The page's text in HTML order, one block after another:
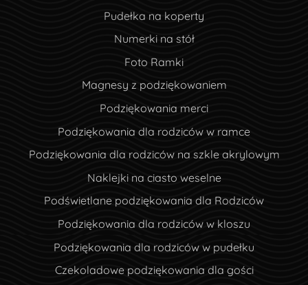
Pudełka na koperty
Numerki na stół
Foto Ramki
Magnesy z podziękowaniem
Podziękowania merci
Podziękowania dla rodziców w ramce
Podziękowania dla rodziców na szkle akrylowym
Naklejki na ciasto weselne
Podświetlane podziękowania dla Rodziców
Podziękowania dla rodziców w kloszu
Podziękowania dla rodziców w pudełku
Czekoladowe podziękowania dla gości